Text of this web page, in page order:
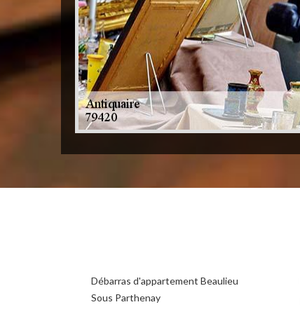
Débarras d'appartement Beaulieu
Sous Parthenay